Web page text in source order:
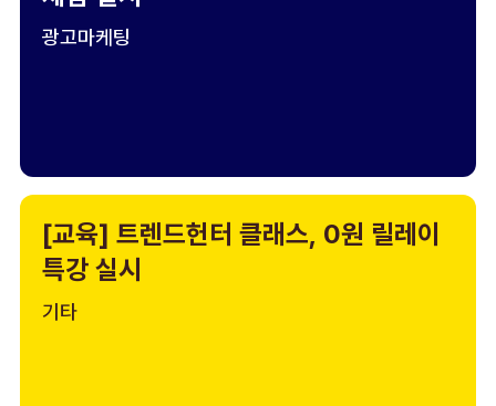
광고마케팅
[교육] 트렌드헌터 클래스, 0원 릴레이
특강 실시
기타